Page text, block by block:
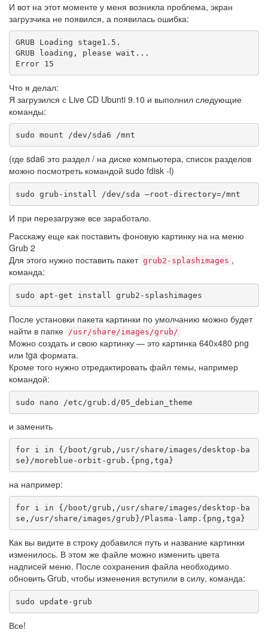
И вот на этот моменте у меня возникла проблема, экран
загрузчика не появился, а появилась ошибка:
GRUB Loading stage1.5.
GRUB loading, please wait...
Error 15
Что я делал:
Я загрузился с Live CD Ubunti 9.10 и выполнил следующие
команды:
sudo mount /dev/sda6 /mnt
(где sda6 это раздел / на диске компьютера, список разделов
можно посмотреть командой sudo fdisk -l)
sudo grub-install /dev/sda —root-directory=/mnt
И при перезагрузке все заработало.
Расскажу еще как поставить фоновую картинку на на меню
Grub 2
Для этого нужно поставить пакет grub2-splashimages ,
команда:
sudo apt-get install grub2-splashimages
После установки пакета картинки по умолчанию можно будет
найти в папке /usr/share/images/grub/
Можно создать и свою картинку — это картинка 640х480 png
или tga формата.
Кроме того нужно отредактировать файл темы, например
командой:
sudo nano /etc/grub.d/05_debian_theme
и заменить
for i in {/boot/grub,/usr/share/images/desktop-ba
se}/moreblue-orbit-grub.{png,tga}
на например:
for i in {/boot/grub,/usr/share/images/desktop-ba
se,/usr/share/images/grub}/Plasma-lamp.{png,tga}
Как вы видите в строку добавился путь и название картинки
изменилось. В этом же файле можно изменить цвета
надписей меню. После сохранения файла необходимо
обновить Grub, чтобы изменения вступили в силу, команда:
sudo update-grub
Все!